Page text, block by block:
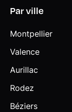
Par ville
Montpellier
Valence
Aurillac
Rodez
Béziers